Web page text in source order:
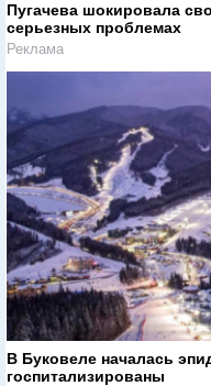
Пугачева шокировала
серьезных проблемах
Реклама
В Буковеле началась
госпитализированы